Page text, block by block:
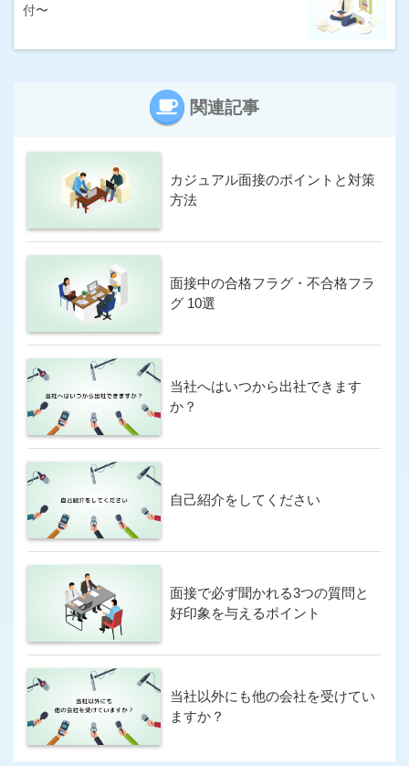
スカウトサービス
派遣求人あり
若年求人が豊富 転職エージェント
非公開求人が豊富
この条件で求人サイトを検索
付〜
関連記事
カジュアル面接のポイントと対策
方法
面接中の合格フラグ・不合格フラ
グ 10選
当社へはいつから出社できます
か？
自己紹介をしてください
面接で必ず聞かれる3つの質問と
好印象を与えるポイント
当社以外にも他の会社を受けてい
ますか？